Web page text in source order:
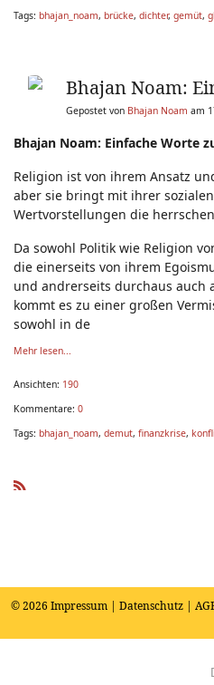
Tags: bhajan_noam, brücke, dichter, gemüt,
Bhajan Noam:
Gepostet von Bhajan Noam am
Bhajan Noam: Einfache Worte
Religion ist von ihrem Ansatz
aber sie bringt mit ihrer
Wertvorstellungen die
Da sowohl Politik wie Religion
die einerseits von ihrem
und andrerseits durchaus auch
kommt es zu einer großen
sowohl in de
Mehr lesen...
Ansichten: 190
Kommentare: 0
Tags: bhajan_noam, demut, finanzkrise,
© 2026 Impressum | Datenschutz |